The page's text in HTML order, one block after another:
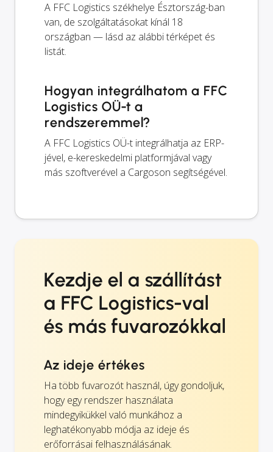
A FFC Logistics székhelye Észtország-ban
van, de szolgáltatásokat kínál 18
országban — lásd az alábbi térképet és
listát.
Hogyan integrálhatom a FFC
Logistics OÜ-t a
rendszeremmel?
A FFC Logistics OÜ-t integrálhatja az ERP-
jével, e-kereskedelmi platformjával vagy
más szoftverével a Cargoson segítségével.
Kezdje el a szállítást
a FFC Logistics-val
és más fuvarozókkal
Az ideje értékes
Ha több fuvarozót használ, úgy gondoljuk,
hogy egy rendszer használata
mindegyikükkel való munkához a
leghatékonyabb módja az ideje és
erőforrásai felhasználásának.